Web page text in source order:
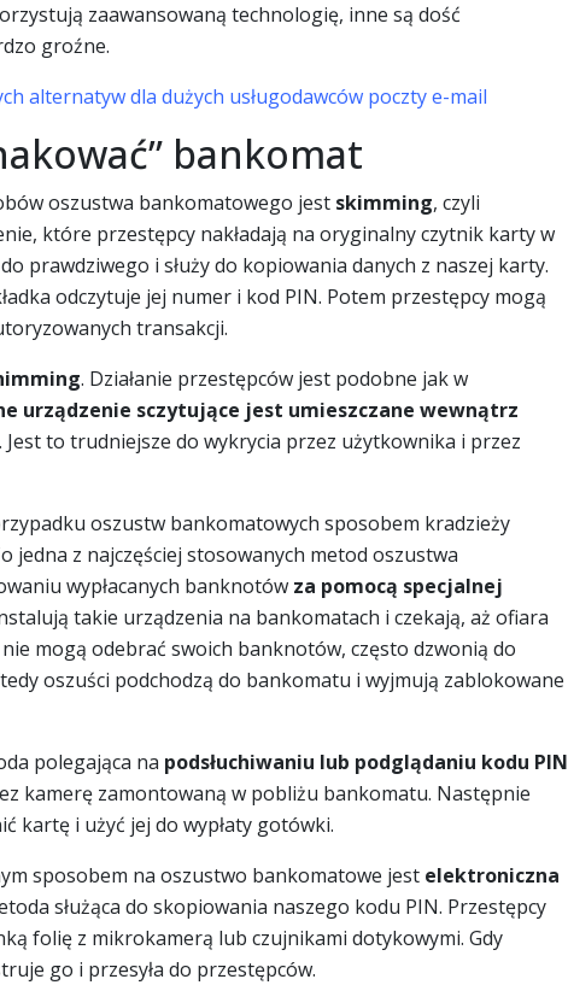
zaawansowaną technologię, inne są dość
groźne.
alternatyw dla dużych usługodawców poczty e-mail
bankomat
oszustwa bankomatowego jest skimming, czyli
które przestępcy nakładają na oryginalny czytnik karty w
prawdziwego i służy do kopiowania danych z naszej karty.
odczytuje jej numer i kod PIN. Potem przestępcy mogą
transakcji.
. Działanie przestępców jest podobne jak w
urządzenie sczytujące jest umieszczane wewnątrz
to trudniejsze do wykrycia przez użytkownika i przez
oszustw bankomatowych sposobem kradzieży
jedna z najczęściej stosowanych metod oszustwa
wypłacanych banknotów za pomocą specjalnej
takie urządzenia na bankomatach i czekają, aż ofiara
mogą odebrać swoich banknotów, często dzwonią do
oszuści podchodzą do bankomatu i wyjmują zablokowane
polegająca na podsłuchiwaniu lub podglądaniu kodu PIN
kamerę zamontowaną w pobliżu bankomatu. Następnie
kartę i użyć jej do wypłaty gotówki.
sposobem na oszustwo bankomatowe jest elektroniczna
służąca do skopiowania naszego kodu PIN. Przestępcy
folię z mikrokamerą lub czujnikami dotykowymi. Gdy
go i przesyła do przestępców.